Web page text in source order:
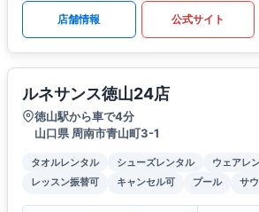
店舗情報 公式サイト
ルネサンス徳山24店
徳山駅から車で4分
山口県 周南市青山町3-1
タオルレンタル シューズレンタル
ウェアレ
レッスン振替可
キャンセル可 プール サ